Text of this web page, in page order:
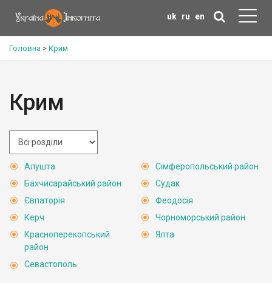
uk ru en
Головна > Крим
Крим
Алушта
Бахчисарайський район
Євпаторія
Керч
Красноперекопський
район
Севастополь
Сімферопольський район
Судак
Феодосія
Чорноморський район
Ялта